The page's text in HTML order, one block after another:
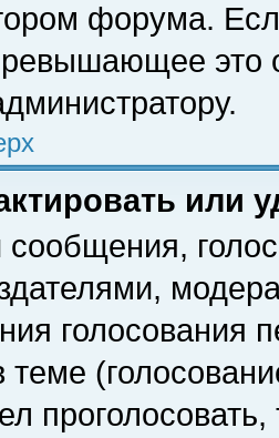
форума.
это
или
голосования